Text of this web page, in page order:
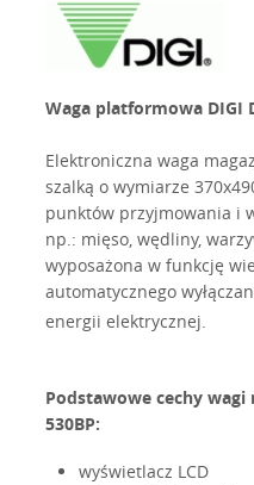
Waga platformowa DIGI
Elektroniczna waga
szalką o wymiarze
punktów przyjmowania i
np.: mięso, wędliny,
wyposażona w funkcję
automatycznego
energii elektrycznej.
Podstawowe cechy wagi
530BP:
wyświetlacz LCD